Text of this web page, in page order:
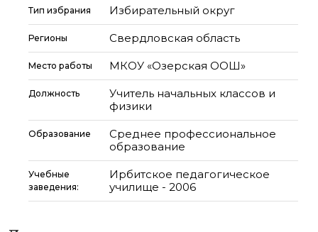
Тип избрания Избирательный округ
Регионы Свердловская область
Место работы МКОУ «Озерская ООШ»
Должность
Учитель начальных классов и
физики
Образование
Среднее профессиональное
образование
Учебные
заведения:
Ирбитское педагогическое
училище - 2006